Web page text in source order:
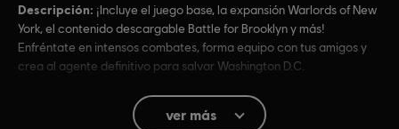
Descripción: ¡Incluye el juego base, la expansión Warlords of New
York, el contenido descargable Battle for Brooklyn y más!
Enfréntate en intensos combates, forma equipo con tus amigos y
crea al agente definitivo para salvar Washington D.C.
Clasificación por edad :
Sangre, Referencia a drogas, Violencia intensa,
Lenguaje fuerte
ver más